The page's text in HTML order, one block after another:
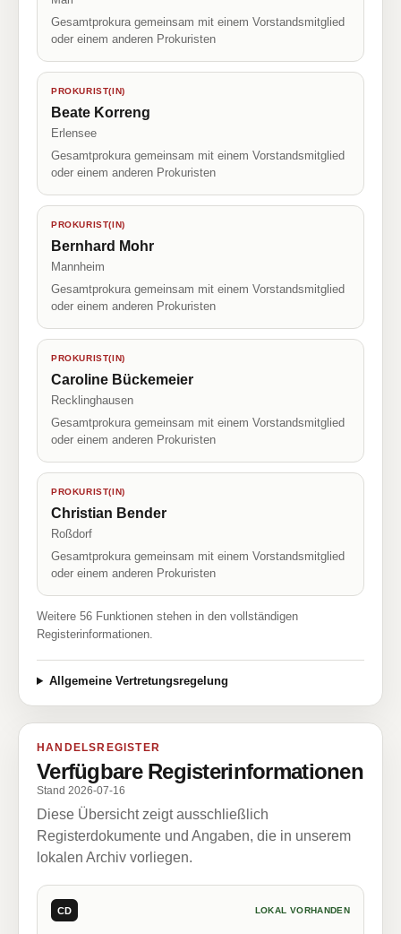
Gesamtprokura gemeinsam mit einem Vorstandsmitglied
oder einem anderen Prokuristen
PROKURIST(IN)
Beate Korreng
Erlensee
Gesamtprokura gemeinsam mit einem Vorstandsmitglied
oder einem anderen Prokuristen
PROKURIST(IN)
Bernhard Mohr
Mannheim
Gesamtprokura gemeinsam mit einem Vorstandsmitglied
oder einem anderen Prokuristen
PROKURIST(IN)
Caroline Bückemeier
Recklinghausen
Gesamtprokura gemeinsam mit einem Vorstandsmitglied
oder einem anderen Prokuristen
PROKURIST(IN)
Christian Bender
Roßdorf
Gesamtprokura gemeinsam mit einem Vorstandsmitglied
oder einem anderen Prokuristen
Weitere 56 Funktionen stehen in den vollständigen
Registerinformationen.
Allgemeine Vertretungsregelung
HANDELSREGISTER
Verfügbare Registerinformationen
Stand 2026-07-16
Diese Übersicht zeigt ausschließlich
Registerdokumente und Angaben, die in unserem
lokalen Archiv vorliegen.
CD LOKAL VORHANDEN